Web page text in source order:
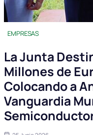
EMPRESAS
La Junta
Millones de
Colocando a
Vanguardia